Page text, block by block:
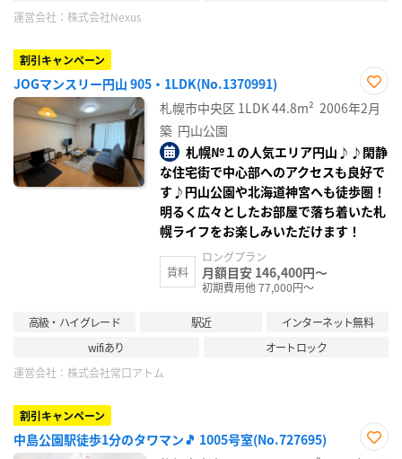
運営会社： 株式会社Nexus
割引キャンペーン
JOGマンスリー円山 905・1LDK(No.1370991)
お気
に入
札幌市中央区 1LDK44.8m² 2006年2月
築 円山公園
札幌№１の人気エリア円山♪♪閑静
な住宅街で中心部へのアクセスも良好で
す♪円山公園や北海道神宮へも徒歩圏！
明るく広々としたお部屋で落ち着いた札
幌ライフをお楽しみいただけます！
賃料
ロングプラン
月額目安 146,400円～
初期費用他 77,000円～
高級・ハイグレード 駅近
インターネット無料
wifiあり
オートロック
運営会社： 株式会社常口アトム
割引キャンペーン
中島公園駅徒歩1分のタワマン🎵 1005号室(No.727695)